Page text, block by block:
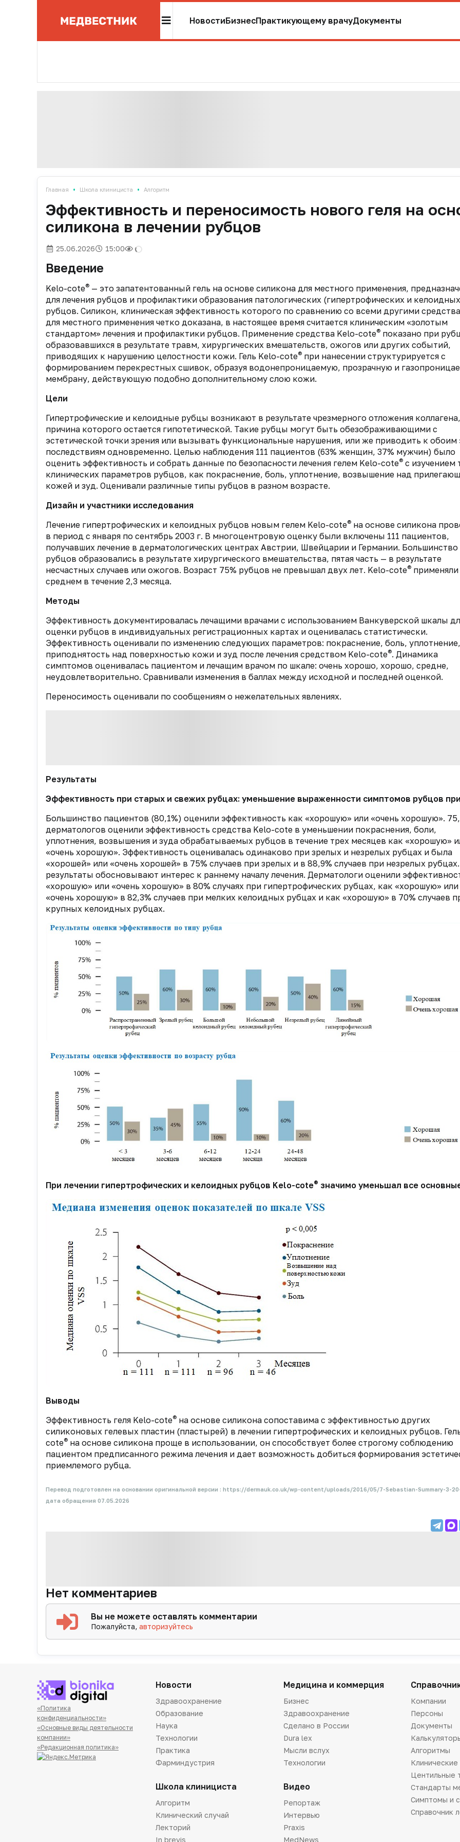
НовостиБизнесПрактикующему врачуДокументы
Главная • Школа клинициста • Алгоритм
Эффективность и переносимость нового геля на
силикона в лечении рубцов
25.06.2026 15:00
Введение
Kelo-cote® — это запатентованный гель на основе силикона для местного применения,
для лечения рубцов и профилактики образования патологических (гипертрофических и
рубцов. Силикон, клиническая эффективность которого по сравнению со всеми другими
для местного применения четко доказана, в настоящее время считается клиническим «золотым
стандартом» лечения и профилактики рубцов. Применение средства Kelo-cote® показано при
образовавшихся в результате травм, хирургических вмешательств, ожогов или других событий,
приводящих к нарушению целостности кожи. Гель Kelo-cote® при нанесении структурируется с
формированием перекрестных сшивок, образуя водонепроницаемую, прозрачную и
мембрану, действующую подобно дополнительному слою кожи.
Цели
Гипертрофические и келоидные рубцы возникают в результате чрезмерного отложения коллагена,
причина которого остается гипотетической. Такие рубцы могут быть обезображивающими с
эстетической точки зрения или вызывать функциональные нарушения, или же приводить к обоим
последствиям одновременно. Целью наблюдения 111 пациентов (63% женщин, 37% мужчин) было
оценить эффективность и собрать данные по безопасности лечения гелем Kelo-cote® с изучением
клинических параметров рубцов, как покраснение, боль, уплотнение, возвышение над
кожей и зуд. Оценивали различные типы рубцов в разном возрасте.
Дизайн и участники исследования
Лечение гипертрофических и келоидных рубцов новым гелем Kelo-cote® на основе силикона
в период с января по сентябрь 2003 г. В многоцентровую оценку были включены 111 пациентов,
получавших лечение в дерматологических центрах Австрии, Швейцарии и Германии. Большинство
рубцов образовались в результате хирургического вмешательства, пятая часть — в результате
несчастных случаев или ожогов. Возраст 75% рубцов не превышал двух лет. Kelo-cote® применяли
среднем в течение 2,3 месяца.
Методы
Эффективность документировалась лечащими врачами с использованием Ванкуверской шкалы
оценки рубцов в индивидуальных регистрационных картах и оценивалась статистически.
Эффективность оценивали по изменению следующих параметров: покраснение, боль, уплотнение,
приподнятость над поверхностью кожи и зуд после лечения средством Kelo-cote®. Динамика
симптомов оценивалась пациентом и лечащим врачом по шкале: очень хорошо, хорошо, средне,
неудовлетворительно. Сравнивали изменения в баллах между исходной и последней оценкой.
Переносимость оценивали по сообщениям о нежелательных явлениях.
Результаты
Эффективность при старых и свежих рубцах: уменьшение выраженности симптомов рубцов
Большинство пациентов (80,1%) оценили эффективность как «хорошую» или «очень хорошую».
дерматологов оценили эффективность средства Kelo-cote в уменьшении покраснения, боли,
уплотнения, возвышения и зуда обрабатываемых рубцов в течение трех месяцев как «хорошую»
«очень хорошую». Эффективность оценивалась одинаково при зрелых и незрелых рубцах и была
«хорошей» или «очень хорошей» в 75% случаев при зрелых и в 88,9% случаев при незрелых
результаты обосновывают интерес к раннему началу лечения. Дерматологи оценили
«хорошую» или «очень хорошую» в 80% случаях при гипертрофических рубцах, как «хорошую» или
«очень хорошую» в 82,3% случаев при мелких келоидных рубцах и как «хорошую» в 70% случаев
крупных келоидных рубцах.
При лечении гипертрофических и келоидных рубцов Kelo-cote® значимо уменьшал все
Выводы
Эффективность геля Kelo-cote® на основе силикона сопоставима с эффективностью других
силиконовых гелевых пластин (пластырей) в лечении гипертрофических и келоидных рубцов.
cote® на основе силикона проще в использовании, он способствует более строгому соблюдению
пациентом предписанного режима лечения и дает возможность добиться формирования
приемлемого рубца.
Перевод подготовлен на основании оригинальной версии : https://dermauk.co.uk/wp-content/uploads/2016/05/7-Sebastian-Summary-3-
дата обращения 07.05.2026
Нет комментариев
Вы не можете оставлять комментарии
Пожалуйста,авторизуйтесь
«Политика
конфиденциальности»
«Основные виды деятельности
компании»
«Редакционная политика»
Новости
Здравоохранение
Образование
Наука
Технологии
Практика
Фарминдустрия
Школа клинициста
Алгоритм
Клинический случай
Лекторий
In brevis
Медицина и коммерция
Бизнес
Здравоохранение
Сделано в России
Dura lex
Мысли вслух
Технологии
Видео
Репортаж
Интервью
Praxis
MedNews
Компании
Персоны
Документы
Алгоритмы
Центильные
Стандарты
Симптомы и
Справочник